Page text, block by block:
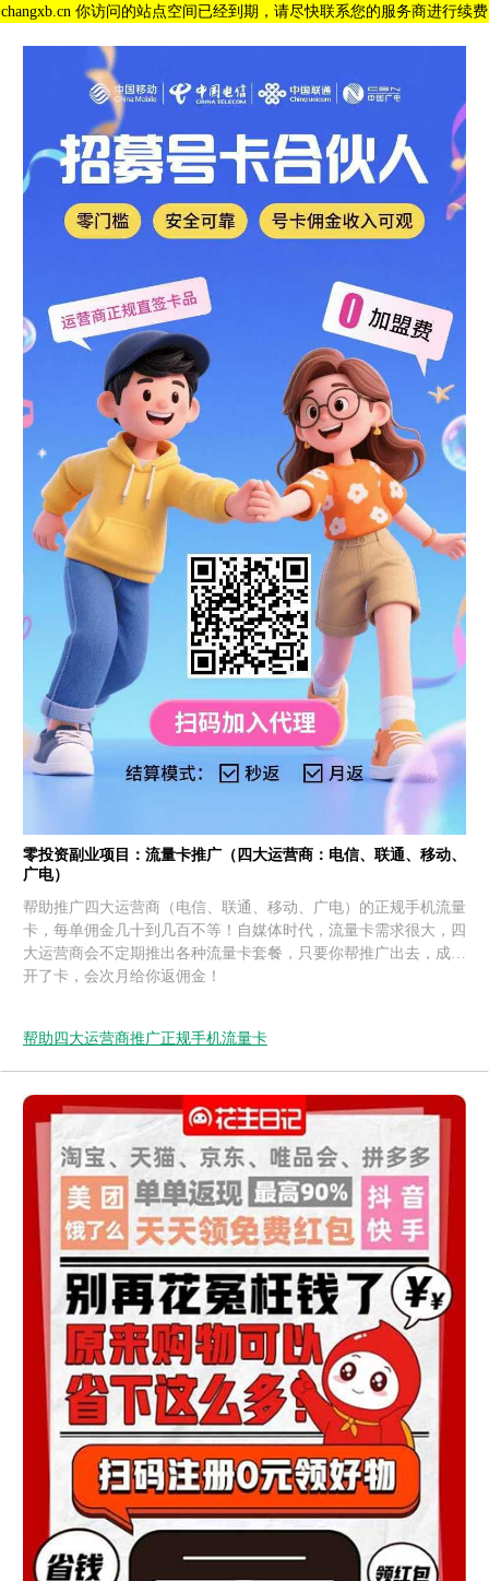
changxb.cn 你访问的站点空间已经到期，请尽快联系您的服务商进行续费
零投资副业项目：流量卡推广（四大运营商：电信、联通、移动、
广电）
帮助推广四大运营商（电信、联通、移动、广电）的正规手机流量
卡，每单佣金几十到几百不等！自媒体时代，流量卡需求很大，四
大运营商会不定期推出各种流量卡套餐，只要你帮推广出去，成功
开了卡，会次月给你返佣金！
帮助四大运营商推广正规手机流量卡